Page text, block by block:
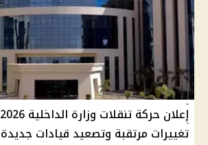
تغييرات مرتقبة وتصعيد قيادات جديدة